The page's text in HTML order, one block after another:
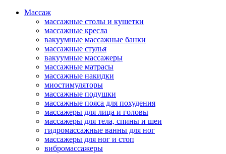
Массаж
массажные столы и кушетки
массажные кресла
вакуумные массажные банки
массажные стулья
вакуумные массажеры
массажные матрасы
массажные накидки
миостимуляторы
массажные подушки
массажные пояса для похудения
массажеры для лица и головы
массажеры для тела, спины и шеи
гидромассажные ванны для ног
массажеры для ног и стоп
вибромассажеры